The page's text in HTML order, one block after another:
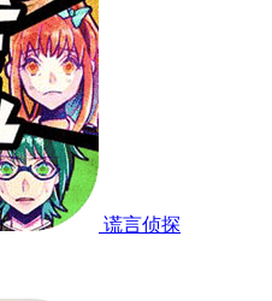
谎言侦探